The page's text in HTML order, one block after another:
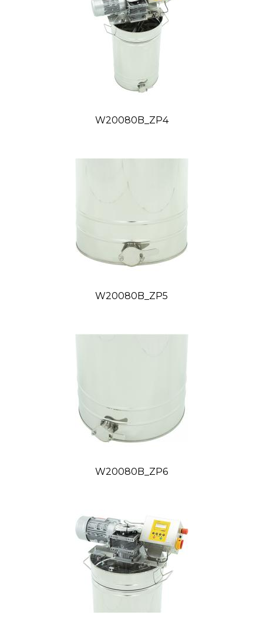
Priemer: 500 mm
Váha netto: 42,670 kg / Váha brutto: 44,800 kg
Tovar, ktorý nie je uvádzaný ako tovar skladom,
vieme zabezpečiť a dodať max. do 2 až 8
týždňov od zaplatenia predfaktúry. O presnom
termíne Vás budeme informovať.
W20080B_ZP4
W20080B_ZP5
W20080B_ZP6